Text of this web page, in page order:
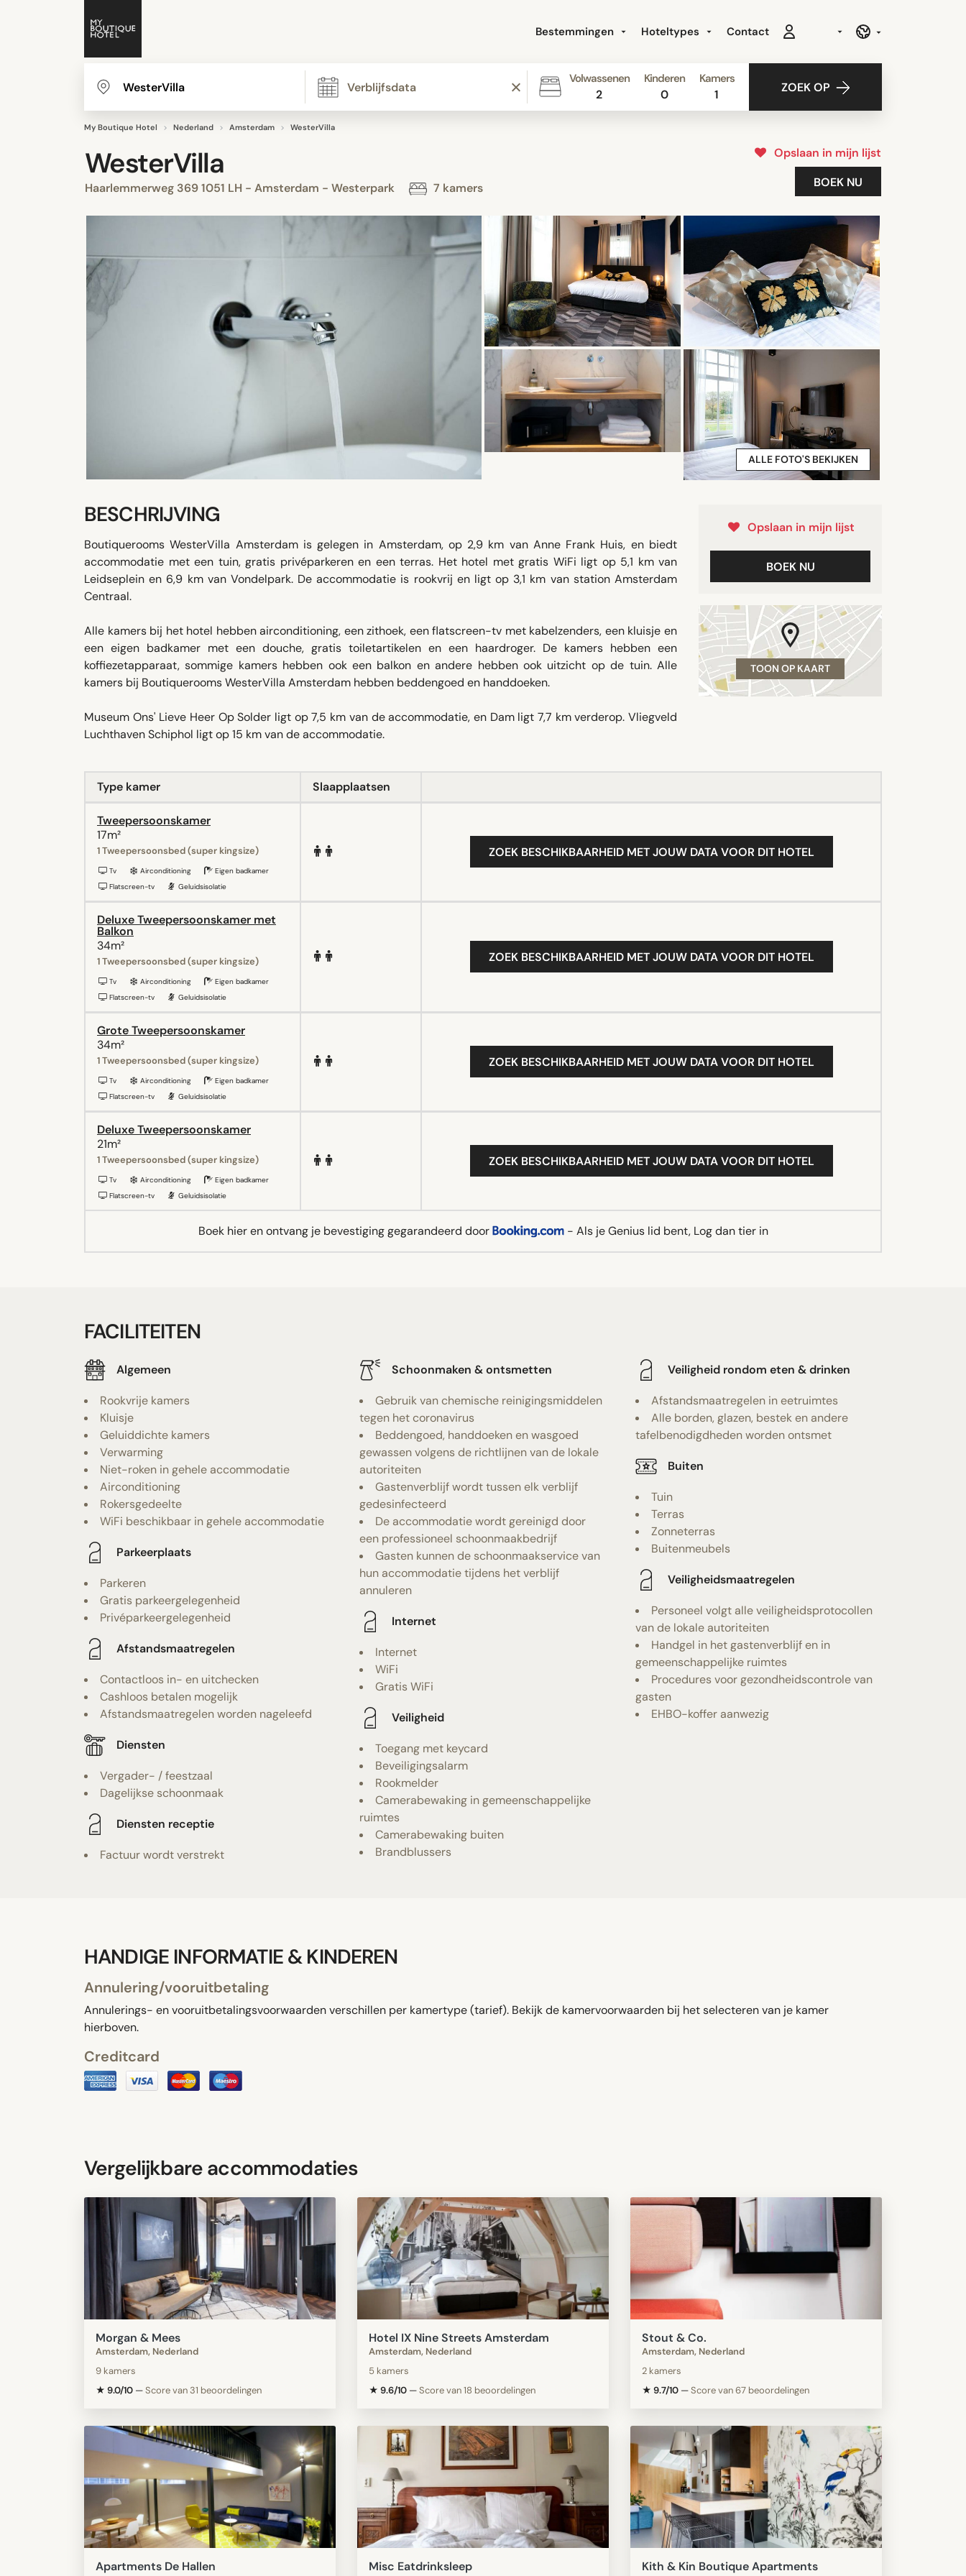
Bestemmingen Hoteltypes Contact
Volwassenen
2
Kinderen
0
Kamers
1 ZOEK OP
My Boutique Hotel Nederland Amsterdam WesterVilla
WesterVilla
Haarlemmerweg 369 1051 LH - Amsterdam - Westerpark 7 kamers
Opslaan in mijn lijst
BOEK NU
ALLE FOTO'S BEKIJKEN
Opslaan in mijn lijst
BOEK NU
TOON OP KAART
BESCHRIJVING
Boutiquerooms WesterVilla Amsterdam is gelegen in Amsterdam, op 2,9 km van Anne Frank Huis, en biedt
accommodatie met een tuin, gratis privéparkeren en een terras. Het hotel met gratis WiFi ligt op 5,1 km van
Leidseplein en 6,9 km van Vondelpark. De accommodatie is rookvrij en ligt op 3,1 km van station Amsterdam
Centraal.
Alle kamers bij het hotel hebben airconditioning, een zithoek, een flatscreen-tv met kabelzenders, een kluisje en
een eigen badkamer met een douche, gratis toiletartikelen en een haardroger. De kamers hebben een
koffiezetapparaat, sommige kamers hebben ook een balkon en andere hebben ook uitzicht op de tuin. Alle
kamers bij Boutiquerooms WesterVilla Amsterdam hebben beddengoed en handdoeken.
Museum Ons' Lieve Heer Op Solder ligt op 7,5 km van de accommodatie, en Dam ligt 7,7 km verderop. Vliegveld
Luchthaven Schiphol ligt op 15 km van de accommodatie.
Type kamer Slaapplaatsen
Tweepersoonskamer
17m²
1 Tweepersoonsbed (super kingsize)
Tv Airconditioning
Eigen badkamer
Flatscreen-tv
Geluidsisolatie
ZOEK BESCHIKBAARHEID MET JOUW DATA VOOR DIT HOTEL
Deluxe Tweepersoonskamer met
Balkon
34m²
1 Tweepersoonsbed (super kingsize)
Tv Airconditioning
Eigen badkamer
Flatscreen-tv
Geluidsisolatie
ZOEK BESCHIKBAARHEID MET JOUW DATA VOOR DIT HOTEL
Grote Tweepersoonskamer
34m²
1 Tweepersoonsbed (super kingsize)
Tv Airconditioning
Eigen badkamer
Flatscreen-tv
Geluidsisolatie
ZOEK BESCHIKBAARHEID MET JOUW DATA VOOR DIT HOTEL
Deluxe Tweepersoonskamer
21m²
1 Tweepersoonsbed (super kingsize)
Tv Airconditioning
Eigen badkamer
Flatscreen-tv
Geluidsisolatie
ZOEK BESCHIKBAARHEID MET JOUW DATA VOOR DIT HOTEL
Boek hier en ontvang je bevestiging gegarandeerd door - Als je Genius lid bent, Log dan tier in
FACILITEITEN
Algemeen
Rookvrije kamers
Kluisje
Geluiddichte kamers
Verwarming
Niet-roken in gehele accommodatie
Airconditioning
Rokersgedeelte
WiFi beschikbaar in gehele accommodatie
Parkeerplaats
Parkeren
Gratis parkeergelegenheid
Privéparkeergelegenheid
Afstandsmaatregelen
Contactloos in- en uitchecken
Cashloos betalen mogelijk
Afstandsmaatregelen worden nageleefd
Diensten
Vergader- / feestzaal
Dagelijkse schoonmaak
Diensten receptie
Factuur wordt verstrekt
Schoonmaken & ontsmetten
Gebruik van chemische reinigingsmiddelen
tegen het coronavirus
Beddengoed, handdoeken en wasgoed
gewassen volgens de richtlijnen van de lokale
autoriteiten
Gastenverblijf wordt tussen elk verblijf
gedesinfecteerd
De accommodatie wordt gereinigd door
een professioneel schoonmaakbedrijf
Gasten kunnen de schoonmaakservice van
hun accommodatie tijdens het verblijf
annuleren
Internet
Internet
WiFi
Gratis WiFi
Veiligheid
Toegang met keycard
Beveiligingsalarm
Rookmelder
Camerabewaking in gemeenschappelijke
ruimtes
Camerabewaking buiten
Brandblussers
Veiligheid rondom eten & drinken
Afstandsmaatregelen in eetruimtes
Alle borden, glazen, bestek en andere
tafelbenodigdheden worden ontsmet
Buiten
Tuin
Terras
Zonneterras
Buitenmeubels
Veiligheidsmaatregelen
Personeel volgt alle veiligheidsprotocollen
van de lokale autoriteiten
Handgel in het gastenverblijf en in
gemeenschappelijke ruimtes
Procedures voor gezondheidscontrole van
gasten
EHBO-koffer aanwezig
HANDIGE INFORMATIE & KINDEREN
Annulering/vooruitbetaling
Annulerings- en vooruitbetalingsvoorwaarden verschillen per kamertype (tarief). Bekijk de kamervoorwaarden bij het selecteren van je kamer
hierboven.
Creditcard
Vergelijkbare accommodaties
Morgan & Mees
Amsterdam, Nederland
9 kamers
★ 9.0/10 —Score van 31 beoordelingen
Hotel IX Nine Streets Amsterdam
Amsterdam, Nederland
5 kamers
★ 9.6/10—Score van 18 beoordelingen
Stout & Co.
Amsterdam, Nederland
2 kamers
★ 9.7/10—Score van 67 beoordelingen
Apartments De Hallen Misc Eatdrinksleep Kith & Kin Boutique Apartments